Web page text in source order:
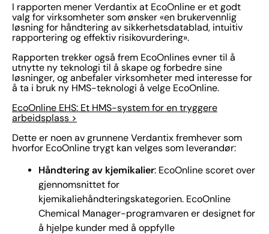
I rapporten mener Verdantix at EcoOnline er et godt
valg for virksomheter som ønsker «en brukervennlig
løsning for håndtering av sikkerhetsdatablad, intuitiv
rapportering og effektiv risikovurdering».
Rapporten trekker også frem EcoOnlines evner til å
utnytte ny teknologi til å skape og forbedre sine
løsninger, og anbefaler virksomheter med interesse for
å ta i bruk ny HMS-teknologi å velge EcoOnline.
EcoOnline EHS: Et HMS-system for en tryggere
arbeidsplass >
Dette er noen av grunnene Verdantix fremhever som
hvorfor EcoOnline trygt kan velges som leverandør:
Håndtering av kjemikalier: EcoOnline scoret over
gjennomsnittet for
kjemikaliehåndteringskategorien. EcoOnline
Chemical Manager-programvaren er designet for
å hjelpe kunder med å oppfylle